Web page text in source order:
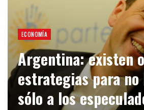
ECONOMÍA
Argentina: existen
estrategias para
sólo a los